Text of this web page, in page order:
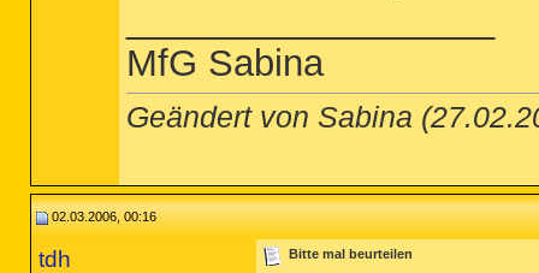
MfG Sabina
Geändert von Sabina
02.03.2006, 00:16
tdh Bitte mal beurteilen